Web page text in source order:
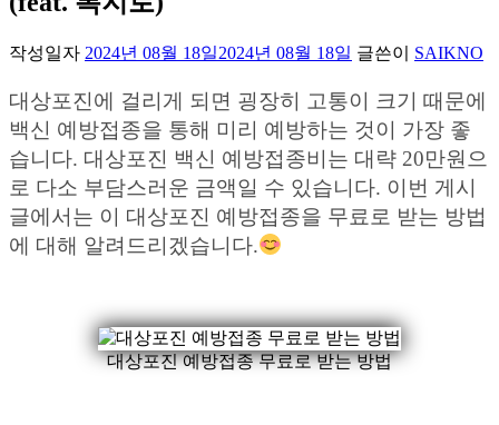
작성일자 2024년 08월 18일2024년 08월 18일 글쓴이 SAIKNO
대상포진에 걸리게 되면 굉장히 고통이 크기 때문에
백신 예방접종을 통해 미리 예방하는 것이 가장 좋
습니다. 대상포진 백신 예방접종비는 대략 20만원으
로 다소 부담스러운 금액일 수 있습니다. 이번 게시
글에서는 이 대상포진 예방접종을 무료로 받는 방법
에 대해 알려드리겠습니다.
대상포진 예방접종 무료로 받는 방법